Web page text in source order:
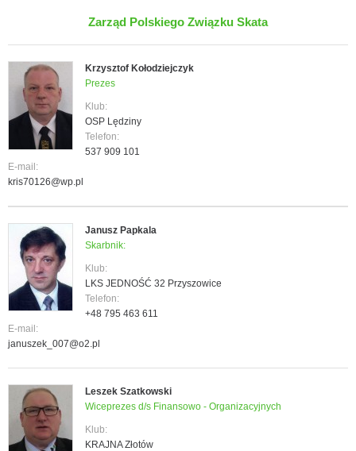
Zarząd Polskiego Związku Skata
Krzysztof Kołodziejczyk
Prezes
Klub:
OSP Lędziny
Telefon:
537 909 101
E-mail:
kris70126@wp.pl
Janusz Papkala
Skarbnik:
Klub:
LKS JEDNOŚĆ 32 Przyszowice
Telefon:
+48 795 463 611
E-mail:
januszek_007@o2.pl
Leszek Szatkowski
Wiceprezes d/s Finansowo - Organizacyjnych
Klub:
KRAJNA Złotów